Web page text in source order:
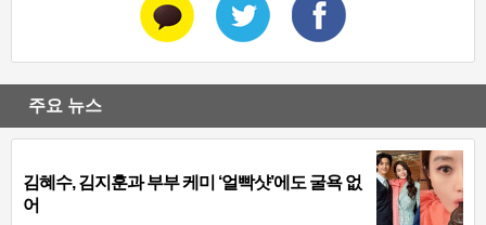
주요 뉴스
김혜수, 김지훈과 부부 케미 ‘얼빡샷’에도 굴욕 없
어